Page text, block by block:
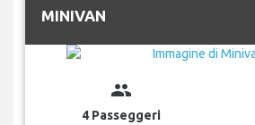
MINIVAN
group
4 Passeggeri